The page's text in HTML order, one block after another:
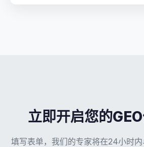
立即开启您的
填写表单，我们的专家将在24小时